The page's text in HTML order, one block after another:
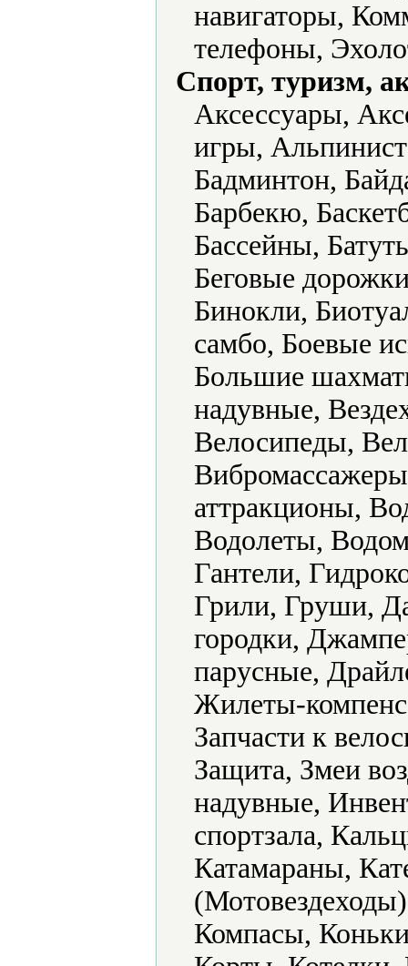
навигаторы,
телефоны,
Спорт, туризм,
Аксессуары,
игры,
Бадминтон,
Барбекю,
Бассейны,
Беговые
Бинокли,
самбо, Боевые
Большие
надувные,
Велосипеды,
аттракционы,
Водолеты,
Гантели,
Грили, Груши,
городки,
парусные,
Жилеты-
Запчасти к
Защита, Змеи
надувные,
спортзала,
Катамараны,
Компасы,